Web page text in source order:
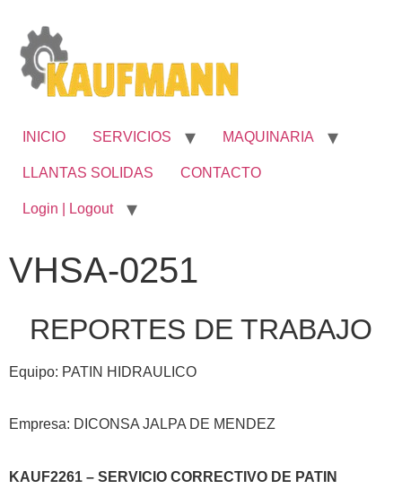
INICIO SERVICIOS MAQUINARIA
LLANTAS SOLIDAS CONTACTO
Login | Logout
VHSA-0251
REPORTES DE TRABAJO
Equipo: PATIN HIDRAULICO
Empresa: DICONSA JALPA DE MENDEZ
KAUF2261 – SERVICIO CORRECTIVO DE PATIN